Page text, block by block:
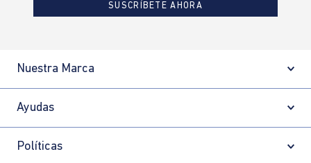
SUSCRÍBETE AHORA
Nuestra Marca
Ayudas
Políticas